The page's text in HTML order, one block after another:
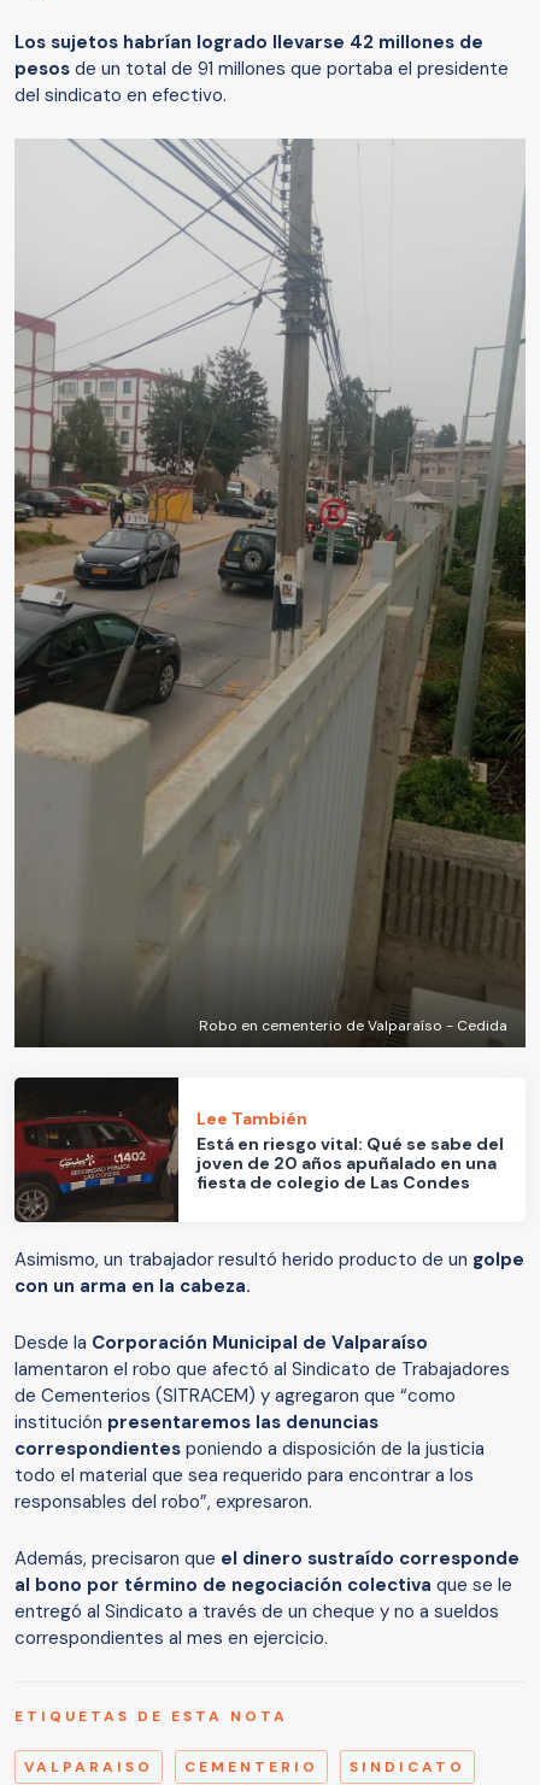
Los sujetos habrían logrado llevarse 42 millones de
pesos de un total de 91 millones que portaba el presidente
del sindicato en efectivo.
Robo en cementerio de Valparaíso - Cedida
Lee También
Está en riesgo vital: Qué se sabe del
joven de 20 años apuñalado en una
fiesta de colegio de Las Condes
Asimismo, un trabajador resultó herido producto de un golpe
con un arma en la cabeza.
Desde la Corporación Municipal de Valparaíso
lamentaron el robo que afectó al Sindicato de Trabajadores
de Cementerios (SITRACEM) y agregaron que “como
institución presentaremos las denuncias
correspondientes poniendo a disposición de la justicia
todo el material que sea requerido para encontrar a los
responsables del robo”, expresaron.
Además, precisaron que el dinero sustraído corresponde
al bono por término de negociación colectiva que se le
entregó al Sindicato a través de un cheque y no a sueldos
correspondientes al mes en ejercicio.
ETIQUETAS DE ESTA NOTA
VALPARAISO CEMENTERIO SINDICATO